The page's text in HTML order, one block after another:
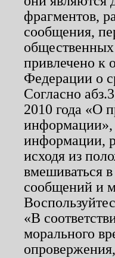
фрагментов,
сообщения,
привлечено к
Федерации о
Согласно
2010 года «О
информации»,
информации,
исходя из
вмешиваться
сообщений и
«В
морального